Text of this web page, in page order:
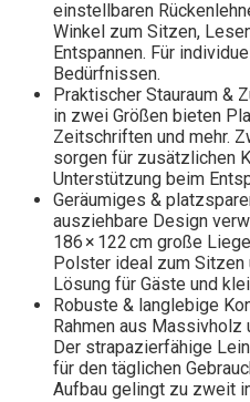
einstellbaren
Winkel zum Sitzen,
Entspannen. Für
Bedürfnissen.
Praktischer Stauraum &
in zwei Größen bieten
Zeitschriften und mehr.
sorgen für zusätzlichen
Unterstützung beim
Geräumiges &
ausziehbare Design
186 × 122 cm große
Polster ideal zum
Lösung für Gäste und
Robuste & langlebige
Rahmen aus
Der strapazierfähige
für den täglichen
Aufbau gelingt zu zweit